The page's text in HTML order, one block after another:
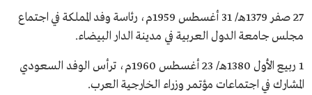
27 صفر 1379هـ/ 31 أغسطس 1959م، رئاسة وفد المملكة في اجتماع
مجلس جامعة الدول العربية في مدينة الدار البيضاء.
1 ربيع الأول 1380هـ/ 23 أغسطس 1960م، ترأس الوفد السعودي
المشارك في اجتماعات مؤتمر وزراء الخارجية العرب.